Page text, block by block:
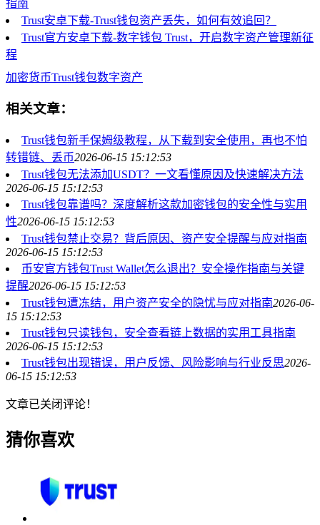
指南
Trust安卓下载-Trust钱包资产丢失，如何有效追回？
Trust官方安卓下载-数字钱包 Trust，开启数字资产管理新征
程
加密货币Trust钱包数字资产
相关文章：
Trust钱包新手保姆级教程，从下载到安全使用，再也不怕
转错链、丢币2026-06-15 15:12:53
Trust钱包无法添加USDT？一文看懂原因及快速解决方法
2026-06-15 15:12:53
Trust钱包靠谱吗？深度解析这款加密钱包的安全性与实用
性2026-06-15 15:12:53
Trust钱包禁止交易？背后原因、资产安全提醒与应对指南
2026-06-15 15:12:53
币安官方钱包Trust Wallet怎么退出？安全操作指南与关键
提醒2026-06-15 15:12:53
Trust钱包遭冻结，用户资产安全的隐忧与应对指南2026-06-
15 15:12:53
Trust钱包只读钱包，安全查看链上数据的实用工具指南
2026-06-15 15:12:53
Trust钱包出现错误，用户反馈、风险影响与行业反思2026-
06-15 15:12:53
文章已关闭评论！
猜你喜欢